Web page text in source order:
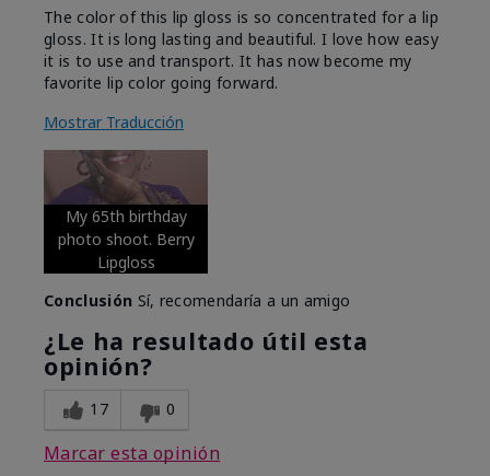
The color of this lip gloss is so concentrated for a lip
gloss. It is long lasting and beautiful. I love how easy
it is to use and transport. It has now become my
favorite lip color going forward.
Mostrar Traducción
My 65th birthday
photo shoot. Berry
Lipgloss
Conclusión Sí, recomendaría a un amigo
¿Le ha resultado útil esta
opinión?
17 0
Marcar esta opinión